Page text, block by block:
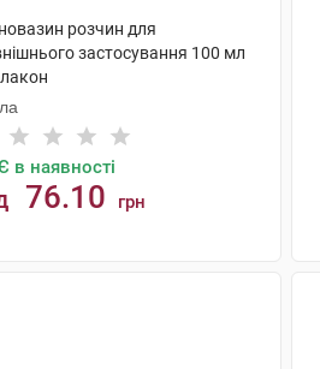
розчин для
застосування 100 мл
в наявності
76.10 грн